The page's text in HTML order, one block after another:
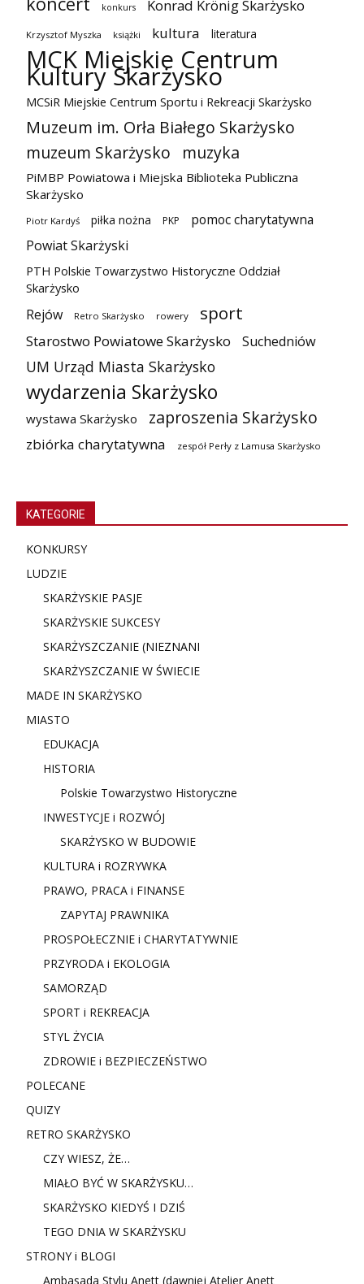
konkurs Konrad Krönig Skarżysko
Krzysztof Myszka książki kultura literatura
MCK Miejskie Centrum
Kultury Skarżysko
MCSiR Miejskie Centrum Sportu i Rekreacji Skarżysko
Muzeum im. Orła Białego Skarżysko
muzeum Skarżysko
muzyka
PiMBP Powiatowa i Miejska Biblioteka Publiczna
Skarżysko
Piotr Kardyś piłka nożna PKP
pomoc charytatywna
Powiat Skarżyski
PTH Polskie Towarzystwo Historyczne Oddział
Skarżysko
Rejów Retro Skarżysko rowery sport
Starostwo Powiatowe Skarżysko Suchedniów
UM Urząd Miasta Skarżysko
wydarzenia Skarżysko
wystawa Skarżysko zaproszenia Skarżysko
zbiórka charytatywna zespół Perły z Lamusa Skarżysko
KATEGORIE
KONKURSY
LUDZIE
SKARŻYSKIE PASJE
SKARŻYSKIE SUKCESY
SKARŻYSZCZANIE (NIEZNANI
SKARŻYSZCZANIE W ŚWIECIE
MADE IN SKARŻYSKO
MIASTO
EDUKACJA
HISTORIA
Polskie Towarzystwo Historyczne
INWESTYCJE i ROZWÓJ
SKARŻYSKO W BUDOWIE
KULTURA i ROZRYWKA
PRAWO, PRACA i FINANSE
ZAPYTAJ PRAWNIKA
PROSPOŁECZNIE i CHARYTATYWNIE
PRZYRODA i EKOLOGIA
SAMORZĄD
SPORT i REKREACJA
STYL ŻYCIA
ZDROWIE i BEZPIECZEŃSTWO
POLECANE
QUIZY
RETRO SKARŻYSKO
CZY WIESZ, ŻE…
MIAŁO BYĆ W SKARŻYSKU…
SKARŻYSKO KIEDYŚ I DZIŚ
TEGO DNIA W SKARŻYSKU
STRONY i BLOGI
Ambasada Stylu Anett (dawniej Atelier Anett